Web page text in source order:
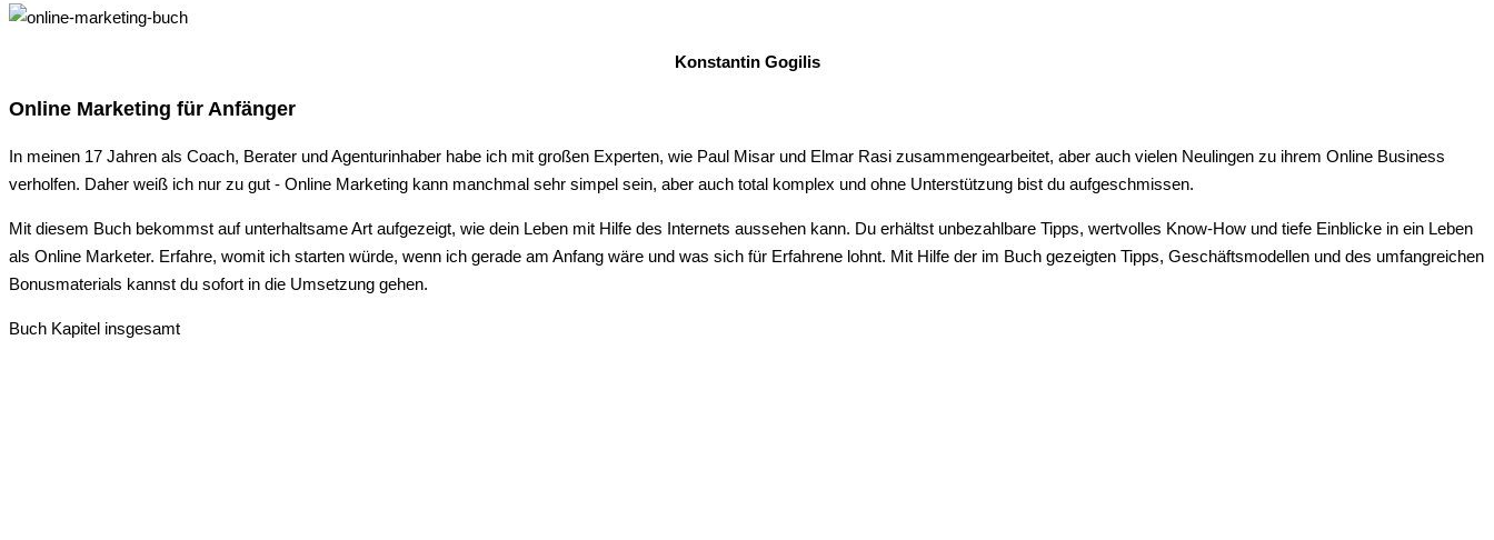
Konstantin Gogilis
Online Marketing für Anfänger
In meinen 17 Jahren als Coach, Berater und Agenturinhaber habe ich mit großen Experten, wie Paul Misar und Elmar Rasi zusammengearbeitet, aber auch vielen Neulingen zu ihrem Online Business
verholfen. Daher weiß ich nur zu gut - Online Marketing kann manchmal sehr simpel sein, aber auch total komplex und ohne Unterstützung bist du aufgeschmissen.
Mit diesem Buch bekommst auf unterhaltsame Art aufgezeigt, wie dein Leben mit Hilfe des Internets aussehen kann. Du erhältst unbezahlbare Tipps, wertvolles Know-How und tiefe Einblicke in ein Leben
als Online Marketer. Erfahre, womit ich starten würde, wenn ich gerade am Anfang wäre und was sich für Erfahrene lohnt. Mit Hilfe der im Buch gezeigten Tipps, Geschäftsmodellen und des umfangreichen
Bonusmaterials kannst du sofort in die Umsetzung gehen.
Buch Kapitel insgesamt